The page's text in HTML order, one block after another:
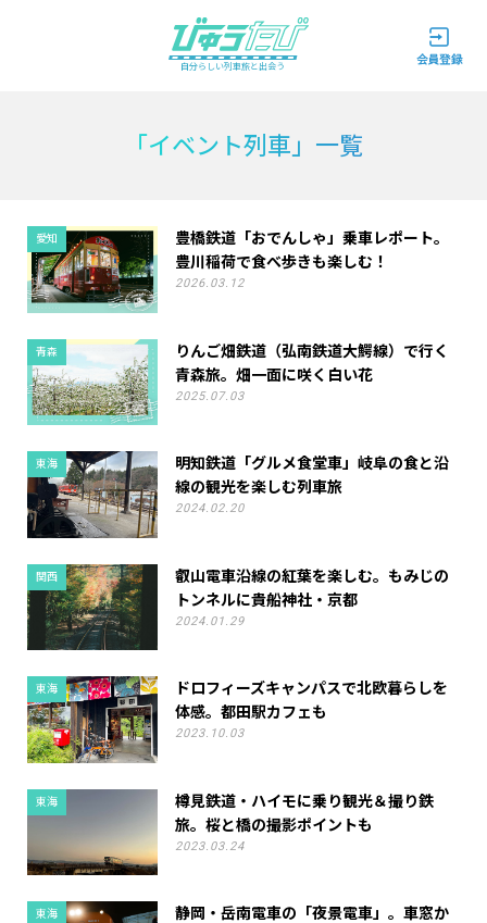
自分らしい列車旅と出会う
「イベント列車」一覧
愛知
豊橋鉄道「おでんしゃ」乗車レポート。
豊川稲荷で食べ歩きも楽しむ！
2026.03.12
青森
りんご畑鉄道（弘南鉄道大鰐線）で行く
青森旅。畑一面に咲く白い花
2025.07.03
東海
明知鉄道「グルメ食堂車」岐阜の食と沿
線の観光を楽しむ列車旅
2024.02.20
関西
叡山電車沿線の紅葉を楽しむ。もみじの
トンネルに貴船神社・京都
2024.01.29
東海
ドロフィーズキャンパスで北欧暮らしを
体感。都田駅カフェも
2023.10.03
東海
樽見鉄道・ハイモに乗り観光＆撮り鉄
旅。桜と橋の撮影ポイントも
2023.03.24
東海
静岡・岳南電車の「夜景電車」。車窓か